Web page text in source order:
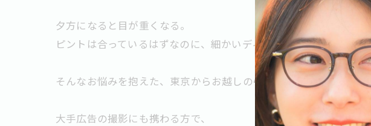
夕方になると目が重くなる。
ピントは合っているはずなのに、細かいディティールがつかみにく
そんなお悩みを抱えた、東京からお越しの40代カメラマンさんがご
大手広告の撮影にも携わる方で、